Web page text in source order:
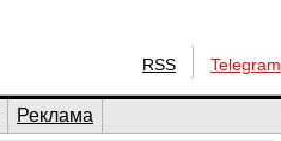
RSS Telegram
Реклама